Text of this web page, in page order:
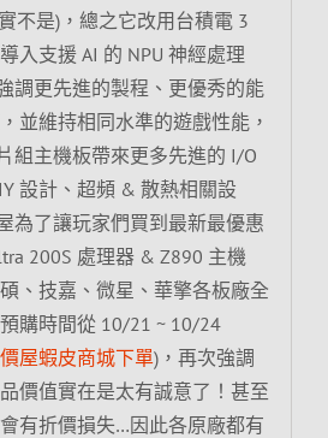
不是)，總之它改用台積電 3
入支援 AI 的 NPU 神經處理
調更先進的製程、更優秀的能
並維持相同水準的遊戲性能，
組主機板帶來更多先進的 I/O
設計、超頻 & 散熱相關設
為了讓玩家們買到最新最優惠
200S 處理器 & Z890 主機
、技嘉、微星、華擎各板廠全
購時間從 10/21 ~ 10/24
屋蝦皮商城下單)，再次強調
價值實在是太有誠意了！甚至
有折價損失…因此各原廠都有